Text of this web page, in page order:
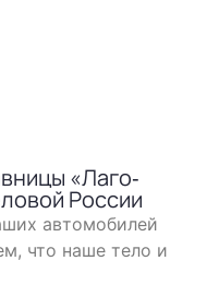
«Лаго‐
России
автомобилей
что наше тело и